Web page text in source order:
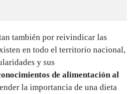
también por reivindicar las
en todo el territorio nacional,
y sus
de alimentación al
la importancia de una dieta